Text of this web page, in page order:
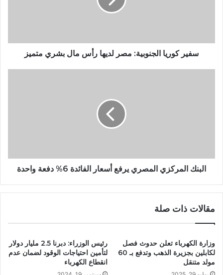
سفير كوريا الجنوبية: مصر لديها رأس مال بشري متميز
البنك المركزي المصري يرفع أسعار الفائدة 6% دفعة واحدة
مقالات ذات صلة
وزارة الكهرباء تعلن حدوث فصل
لكابلين بجزيرة الذهب وتدفع بـ 60
مولد متنقل
رئيس الوزراء: دبرنا 2.5 مليار دولار
لتأمين احتياجات الوقود لضمان عدم
انقطاع الكهرباء